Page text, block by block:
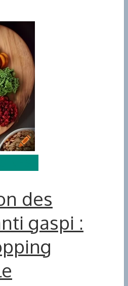
des
gaspi :